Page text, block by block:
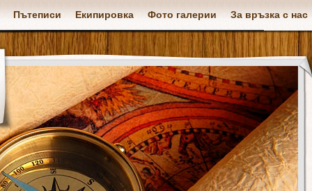
Пътеписи Екипировка Фото галерии За връзка с нас